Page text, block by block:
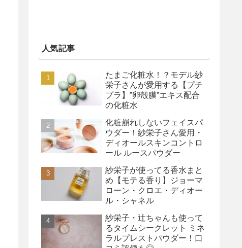
人気記事
たまご化粧水！？モデル紗
栄子さんが愛用する【プチ
プラ】”卵殻膜”エキス配合
の化粧水
化粧崩れしないフェイスパ
ウダー！紗栄子さん愛用・
ディオールスキンコントロ
ール ルースパウダー
紗栄子が使ってる香水まと
め【モテる香り】ジョーマ
ローン・クロエ・ディオー
ル・シャネル
紗栄子・辻ちゃんも使って
るタイムシークレット ミネ
ラルプレストパウダー！口